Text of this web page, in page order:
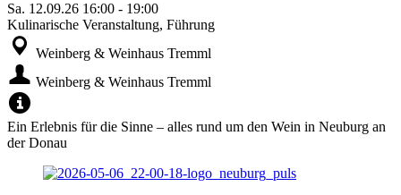
Sa. 12.09.26 16:00 - 19:00
Kulinarische Veranstaltung, Führung
Weinberg & Weinhaus Tremml
Weinberg & Weinhaus Tremml
Ein Erlebnis für die Sinne – alles rund um den Wein in Neuburg an
der Donau